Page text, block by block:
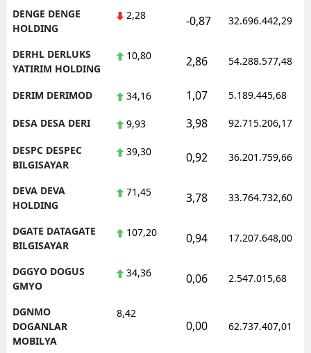
DENGE DENGE
HOLDING
2,28 -0,87 32.696.442,29
DERHL DERLUKS
YATIRIM HOLDING
10,80 2,86 54.288.577,48
DERIM DERIMOD 34,16 1,07 5.189.445,68
DESA DESA DERI 9,93 3,98 92.715.206,17
DESPC DESPEC
BILGISAYAR
39,30 0,92 36.201.759,66
DEVA DEVA
HOLDING
71,45 3,78 33.764.732,60
DGATE DATAGATE
BILGISAYAR
107,20 0,94 17.207.648,00
DGGYO DOGUS
GMYO
34,36 0,06 2.547.015,68
DGNMO
DOGANLAR
MOBILYA
8,42
0,00 62.737.407,01